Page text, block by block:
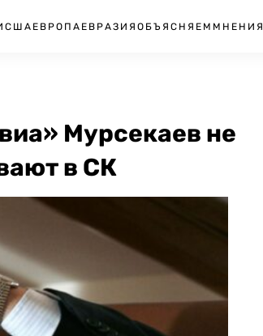
США ЕВРОПА ЕВРАЗИЯ ОБЪЯСНЯЕМ МНЕНИЯ
Мурсекаев не
в СК